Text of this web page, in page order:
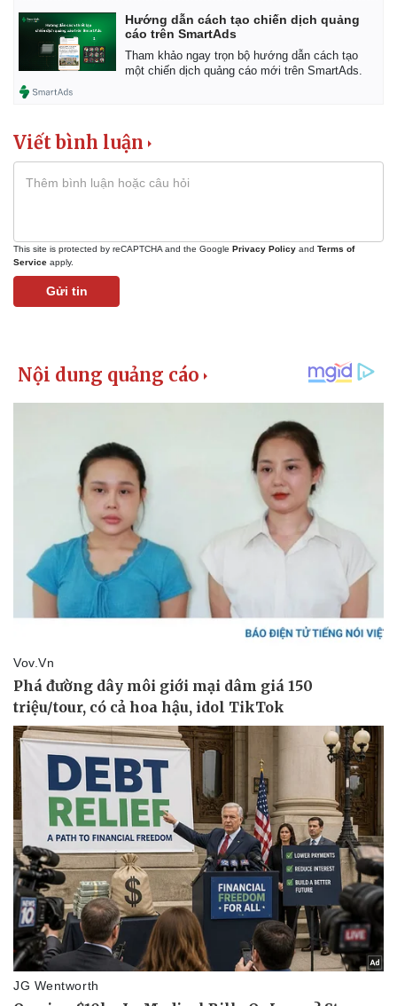
Bất động sản
Khởi nghiệp
Thị trường
Giá vàng
Tỷ giá
Chứng khoán
Giá cà phê
Hướng dẫn cách tạo chiến dịch quảng
cáo trên SmartAds
Tham khảo ngay trọn bộ hướng dẫn cách tạo
một chiến dịch quảng cáo mới trên SmartAds.
Viết bình luận
This site is protected by reCAPTCHA and the Google Privacy Policy and Terms of
Service apply.
Gửi tin